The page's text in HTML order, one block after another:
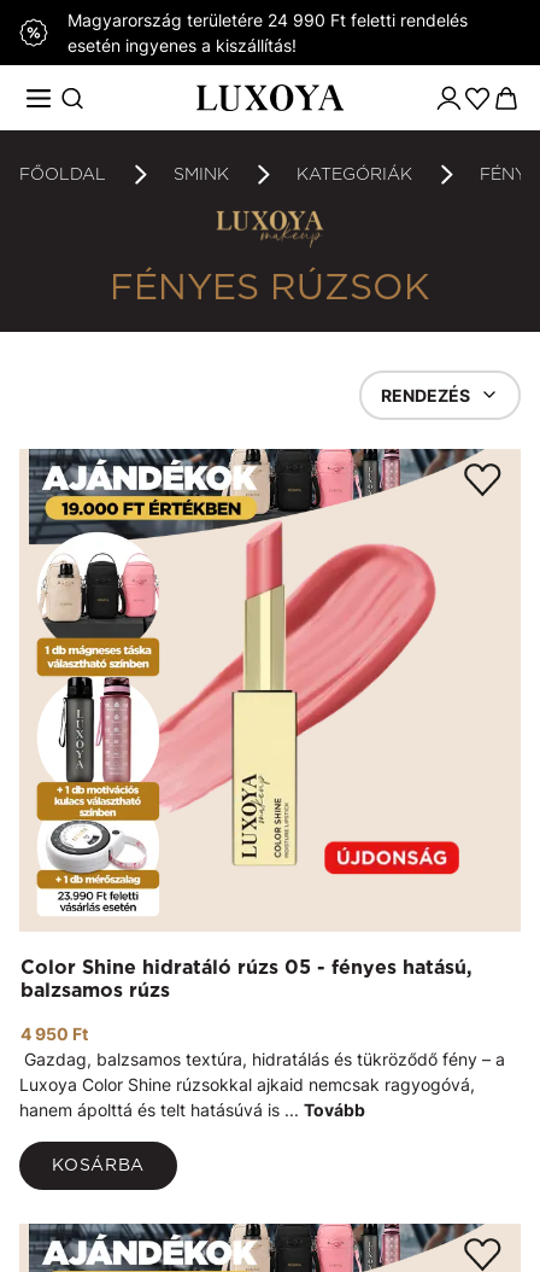
Magyarország területére 24 990 Ft feletti rendelés
esetén ingyenes a kiszállítás!
FŐOLDAL SMINK KATEGÓRIÁK
FÉNYES RÚZSOK
RENDEZÉS
Color Shine hidratáló rúzs 05 - fényes hatású,
balzsamos rúzs
4 950 Ft
Gazdag, balzsamos textúra, hidratálás és tükröződő fény – a
Luxoya Color Shine rúzsokkal ajkaid nemcsak ragyogóvá,
hanem ápolttá és telt hatásúvá is ... Tovább
KOSÁRBA